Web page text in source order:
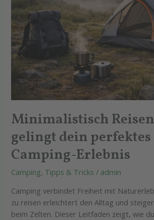
Minimalistisch
gelingt dein perfektes
Camping-Erlebnis
Camping, Tipps & Tricks / admin
Camping verbindet Freiheit mit
zu reisen erleichtert den Alltag und
beim Zelten. Dieser Leitfaden zeigt, wie